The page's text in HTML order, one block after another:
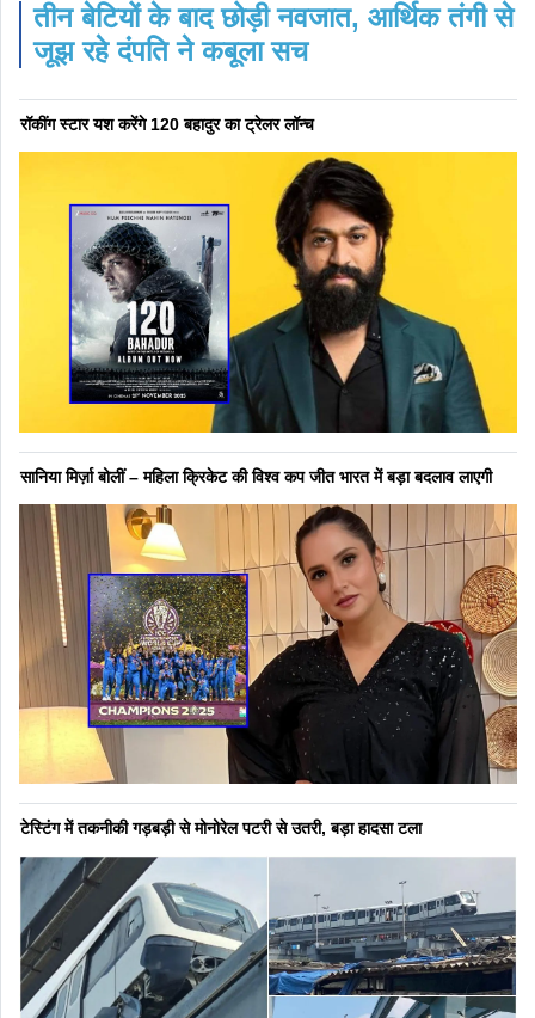
तीन बेटियों के बाद छोड़ी नवजात, आर्थिक तंगी से
जूझ रहे दंपति ने कबूला सच
रॉकींग स्टार यश करेंगे 120 बहादुर का ट्रेलर लॉन्च
सानिया मिर्ज़ा बोलीं – महिला क्रिकेट की विश्व कप जीत भारत में बड़ा बदलाव लाएगी
टेस्टिंग में तकनीकी गड़बड़ी से मोनोरेल पटरी से उतरी, बड़ा हादसा टला